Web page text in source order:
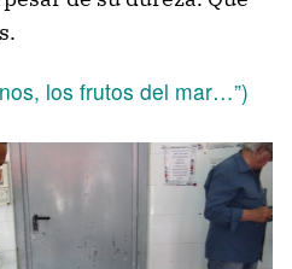
los frutos del mar…”)